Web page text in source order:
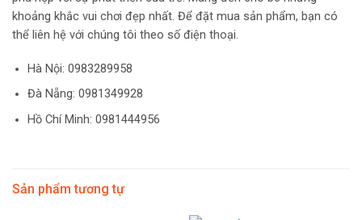
khoảng khắc vui chơi đẹp nhất. Để đặt mua sản phẩm, bạn có
thể liên hệ với chúng tôi theo số điện thoại.
Hà Nội: 0983289958
Đà Nẵng: 0981349928
Hồ Chí Minh: 0981444956
Sản phẩm tương tự